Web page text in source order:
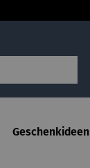
Geschenkideen